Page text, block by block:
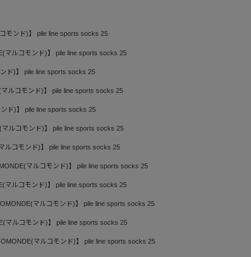
モンド)】 pile line sports socks 25
マルコモンド)】 pile line sports socks 25
ド)】 pile line sports socks 25
マルコモンド)】 pile line sports socks 25
ド)】 pile line sports socks 25
マルコモンド)】 pile line sports socks 25
ルコモンド)】 pile line sports socks 25
マルコモンド)】 pile line sports socks 25
マルコモンド)】 pile line sports socks 25
マルコモンド)】 pile line sports socks 25
マルコモンド)】 pile line sports socks 25
マルコモンド)】 pile line sports socks 25